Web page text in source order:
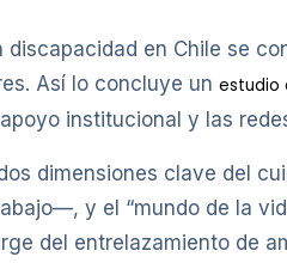
discapacidad en Chile se
Así lo concluye un estudio
institucional y las
dimensiones clave del
y el “mundo de la
del entrelazamiento de